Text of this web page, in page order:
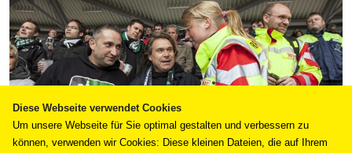
Diese Webseite verwendet Cookies
Um unsere Webseite für Sie optimal gestalten und verbessern zu
können, verwenden wir Cookies: Diese kleinen Dateien, die auf Ihrem